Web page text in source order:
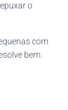
o
com
bem.